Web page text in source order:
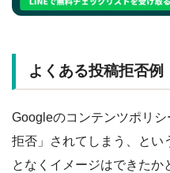
よくある投稿拒否例
Googleのコンテンツポリ
拒否」されてしまう、とい
となくイメージはできたか